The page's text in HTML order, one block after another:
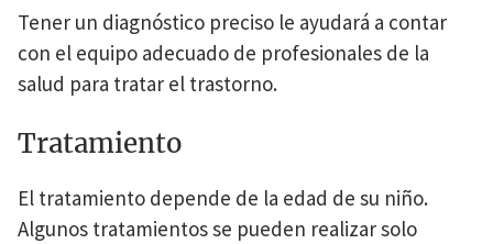
Tener un diagnóstico preciso le ayudará a contar
con el equipo adecuado de profesionales de la
salud para tratar el trastorno.
Tratamiento
El tratamiento depende de la edad de su niño.
Algunos tratamientos se pueden realizar solo